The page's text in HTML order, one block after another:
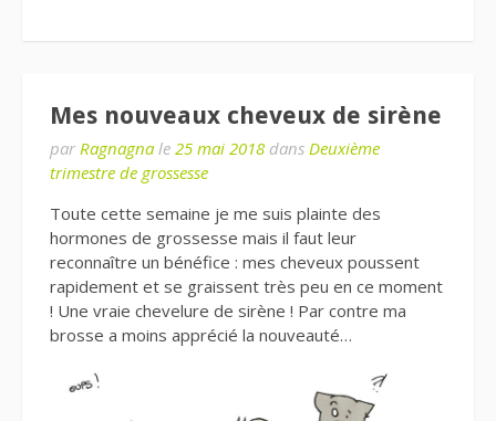
Mes nouveaux cheveux de sirène
par Ragnagna le 25 mai 2018 dans Deuxième
trimestre de grossesse
Toute cette semaine je me suis plainte des
hormones de grossesse mais il faut leur
reconnaître un bénéfice : mes cheveux poussent
rapidement et se graissent très peu en ce moment
! Une vraie chevelure de sirène ! Par contre ma
brosse a moins apprécié la nouveauté…